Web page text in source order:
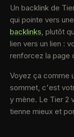
Un backlink de
qui pointe vers
backlinks, plutôt
lien vers un lien :
renforcez la page
Voyez ça comme
sommet, c'est
y mène. Le Tier 2
tienne mieux et